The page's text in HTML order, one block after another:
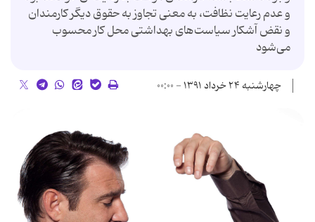
و عدم رعایت نظافت، به معنی تجاوز به حقوق دیگر کارمندان
و نقض آشکار سیاست‌های بهداشتی محل کار محسوب
می‌شود
چهارشنبه ۲۴ خرداد ۱۳۹۱ - ۰۰:۰۰